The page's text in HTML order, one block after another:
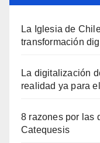
La Iglesia de
transformación
La digitalización
realidad ya para
8 razones por las
Catequesis